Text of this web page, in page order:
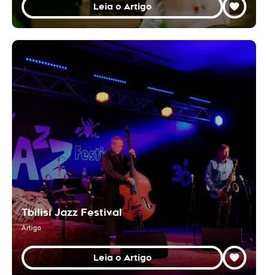
Leia o Artigo
Tbilisi Jazz Festival
Artigo
Leia o Artigo